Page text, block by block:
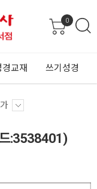
0
교재 쓰기성경
:3538401)